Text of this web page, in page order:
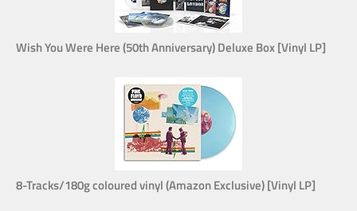
Wish You Were Here (50th Anniversary) Deluxe Box [Vinyl LP]
8-Tracks/180g coloured vinyl (Amazon Exclusive) [Vinyl LP]